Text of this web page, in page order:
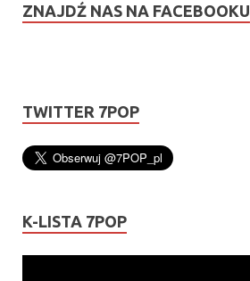
ZNAJDŹ NAS NA FACEBOOKU
TWITTER 7POP
K-LISTA 7POP